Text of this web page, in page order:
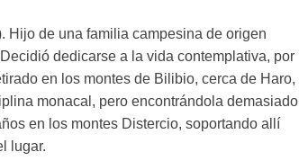
Hijo de una familia campesina de origen
dedicarse a la vida contemplativa, por
en los montes de Bilibio, cerca de Haro,
monacal, pero encontrándola demasiado
en los montes Distercio, soportando allí
lugar.